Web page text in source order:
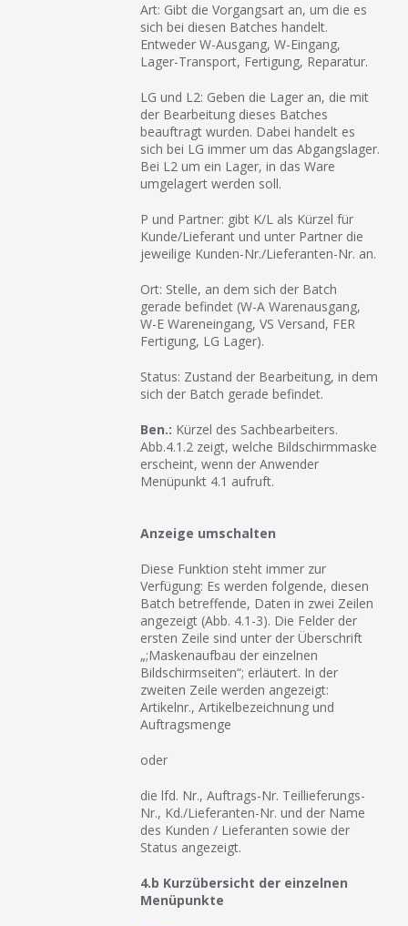
Art: Gibt die Vorgangsart an, um die es
sich bei diesen Batches handelt.
Entweder W-Ausgang, W-Eingang,
Lager-Transport, Fertigung, Reparatur.
LG und L2: Geben die Lager an, die mit
der Bearbeitung dieses Batches
beauftragt wurden. Dabei handelt es
sich bei LG immer um das Abgangslager.
Bei L2 um ein Lager, in das Ware
umgelagert werden soll.
P und Partner: gibt K/L als Kürzel für
Kunde/Lieferant und unter Partner die
jeweilige Kunden-Nr./Lieferanten-Nr. an.
Ort: Stelle, an dem sich der Batch
gerade befindet (W-A Warenausgang,
W-E Wareneingang, VS Versand, FER
Fertigung, LG Lager).
Status: Zustand der Bearbeitung, in dem
sich der Batch gerade befindet.
Ben.: Kürzel des Sachbearbeiters.
Abb.4.1.2 zeigt, welche Bildschirmmaske
erscheint, wenn der Anwender
Menüpunkt 4.1 aufruft.
Anzeige umschalten
Diese Funktion steht immer zur
Verfügung: Es werden folgende, diesen
Batch betreffende, Daten in zwei Zeilen
angezeigt (Abb. 4.1-3). Die Felder der
ersten Zeile sind unter der Überschrift
„;Maskenaufbau der einzelnen
Bildschirmseiten“; erläutert. In der
zweiten Zeile werden angezeigt:
Artikelnr., Artikelbezeichnung und
Auftragsmenge
oder
die lfd. Nr., Auftrags-Nr. Teillieferungs-
Nr., Kd./Lieferanten-Nr. und der Name
des Kunden / Lieferanten sowie der
Status angezeigt.
4.b Kurzübersicht der einzelnen
Menüpunkte